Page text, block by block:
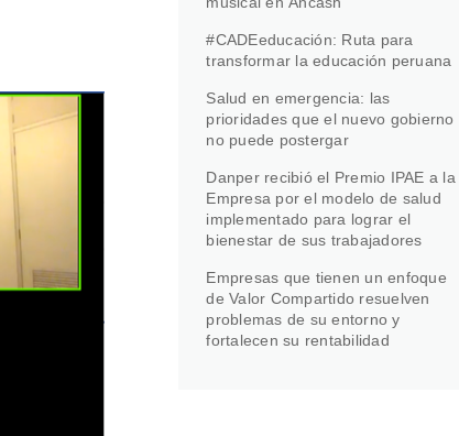
#CADEeducación: Ruta para
transformar la educación peruana
Salud en emergencia: las
prioridades que el nuevo gobierno
no puede postergar
Danper recibió el Premio IPAE a la
Empresa por el modelo de salud
implementado para lograr el
bienestar de sus trabajadores
Empresas que tienen un enfoque
de Valor Compartido resuelven
problemas de su entorno y
fortalecen su rentabilidad